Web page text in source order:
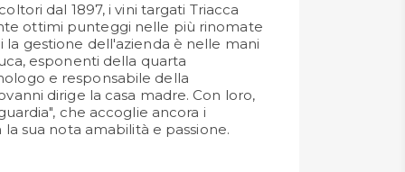
dal 1897, i vini targati Triacca
ottimi punteggi nelle più rinomate
la gestione dell'azienda è nelle mani
esponenti della quarta
e responsabile della
dirige la casa madre. Con loro,
che accoglie ancora i
la sua nota amabilità e passione.